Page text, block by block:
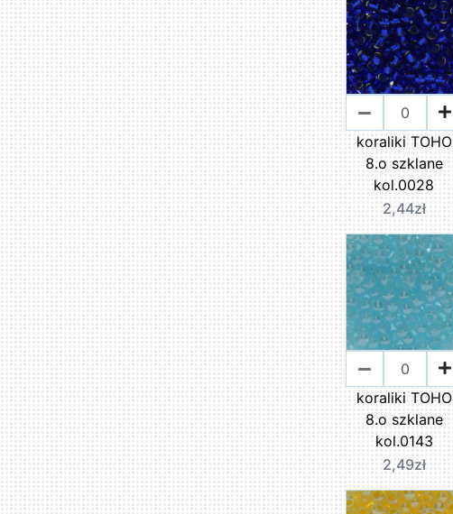
koraliki TOHO
8.o szklane
kol.0028
2,44zł
koraliki TOHO
8.o szklane
kol.0143
2,49zł